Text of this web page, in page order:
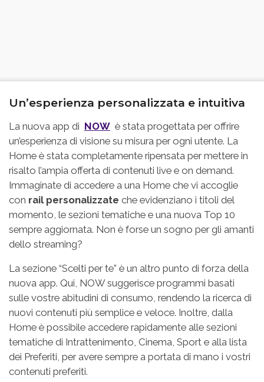
Un’esperienza personalizzata e intuitiva
La nuova app di NOW è stata progettata per offrire
un’esperienza di visione su misura per ogni utente. La
Home è stata completamente ripensata per mettere in
risalto l’ampia offerta di contenuti live e on demand.
Immaginate di accedere a una Home che vi accoglie
con rail personalizzate che evidenziano i titoli del
momento, le sezioni tematiche e una nuova Top 10
sempre aggiornata. Non è forse un sogno per gli amanti
dello streaming?
La sezione “Scelti per te” è un altro punto di forza della
nuova app. Qui, NOW suggerisce programmi basati
sulle vostre abitudini di consumo, rendendo la ricerca di
nuovi contenuti più semplice e veloce. Inoltre, dalla
Home è possibile accedere rapidamente alle sezioni
tematiche di Intrattenimento, Cinema, Sport e alla lista
dei Preferiti, per avere sempre a portata di mano i vostri
contenuti preferiti.